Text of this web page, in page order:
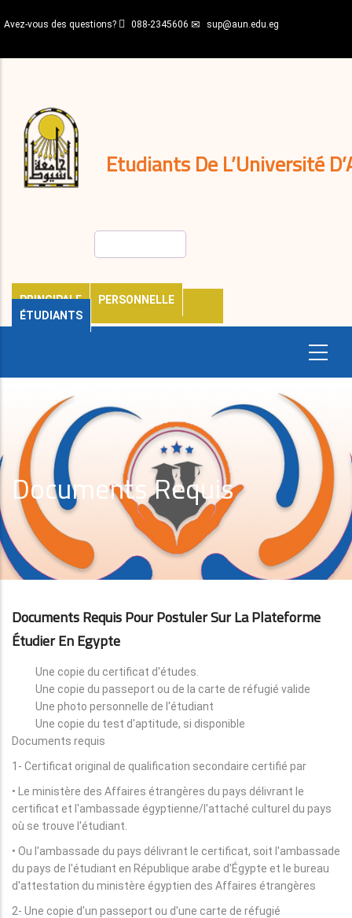
au
principal
Avez-vous des questions? 088-2345606 sup@aun.edu.eg
Etudiants De L’Université
PRINCIPALE
PERSONNELLE
ÉTUDIANTS
décisions
Expatriés
Journal
Documents Requis
Documents Requis Pour Postuler Sur La Plateforme
Étudier En Egypte
Une copie du certificat d'études.
Une copie du passeport ou de la carte de réfugié valide
Une photo personnelle de l'étudiant
Une copie du test d'aptitude, si disponible
Documents requis
1- Certificat original de qualification secondaire certifié par
• Le ministère des Affaires étrangères du pays délivrant le
certificat et l'ambassade égyptienne/l'attaché culturel du pays
où se trouve l'étudiant.
• Ou l'ambassade du pays délivrant le certificat, soit l'ambassade
du pays de l'étudiant en République arabe d'Égypte et le bureau
d'attestation du ministère égyptien des Affaires étrangères
2- Une copie d'un passeport ou d'une carte de réfugié